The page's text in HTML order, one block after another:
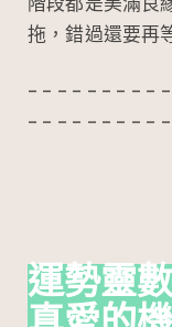
階段都是美滿良
拖，錯過還要再
– – – – – – – – –
– – – – – – – – –
運勢靈數